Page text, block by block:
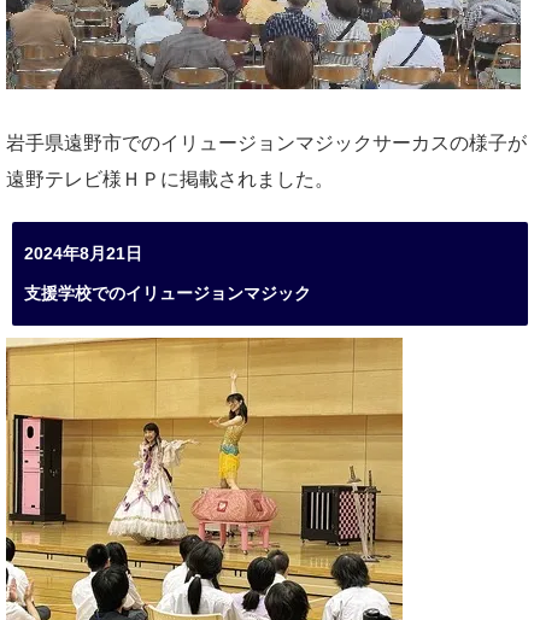
岩手県遠野市でのイリュージョンマジックサーカスの様子が
遠野テレビ様ＨＰに掲載されました。
2024年8月21日
支援学校でのイリュージョンマジック